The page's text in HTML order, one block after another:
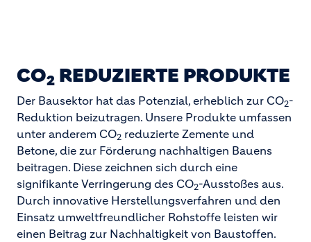
CO2 REDUZIERTE PRODUKTE
Der Bausektor hat das Potenzial, erheblich zur CO2-
Reduktion beizutragen. Unsere Produkte umfassen
unter anderem CO2 reduzierte Zemente und
Betone, die zur Förderung nachhaltigen Bauens
beitragen. Diese zeichnen sich durch eine
signifikante Verringerung des CO2-Ausstoßes aus.
Durch innovative Herstellungsverfahren und den
Einsatz umweltfreundlicher Rohstoffe leisten wir
einen Beitrag zur Nachhaltigkeit von Baustoffen.